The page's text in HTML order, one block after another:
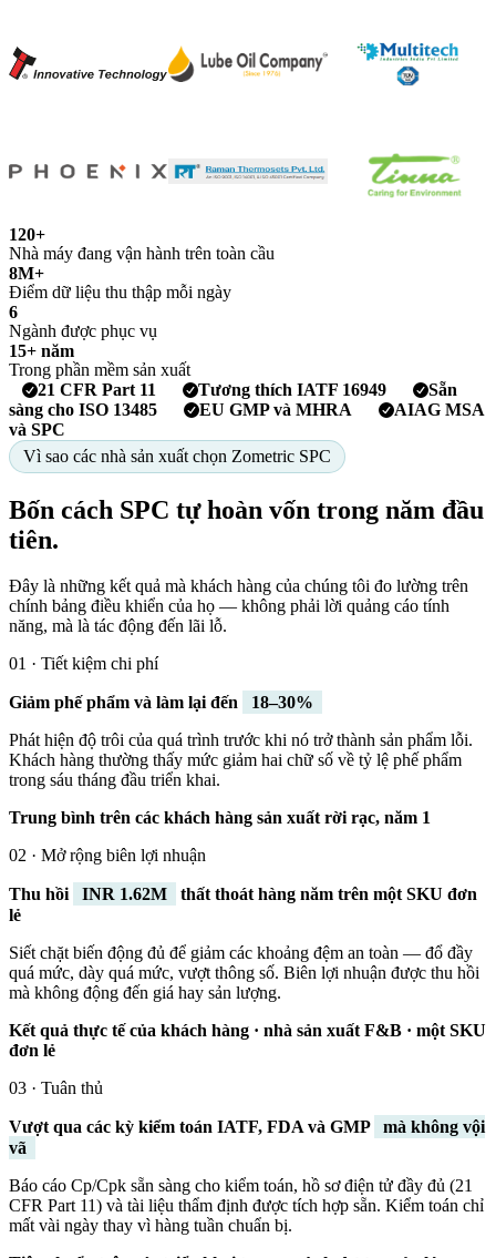
120+
Nhà máy đang vận hành trên toàn cầu
8M+
Điểm dữ liệu thu thập mỗi ngày
6
Ngành được phục vụ
15+ năm
Trong phần mềm sản xuất
21 CFR Part 11
Tương thích IATF 16949
Sẵn
sàng cho ISO 13485
EU GMP và MHRA
AIAG MSA
và SPC
Vì sao các nhà sản xuất chọn Zometric SPC
Bốn cách SPC tự hoàn vốn trong năm đầu
tiên.
Đây là những kết quả mà khách hàng của chúng tôi đo lường trên
chính bảng điều khiển của họ — không phải lời quảng cáo tính
năng, mà là tác động đến lãi lỗ.
01 · Tiết kiệm chi phí
Giảm phế phẩm và làm lại đến
18–30%
Phát hiện độ trôi của quá trình trước khi nó trở thành sản phẩm lỗi.
Khách hàng thường thấy mức giảm hai chữ số về tỷ lệ phế phẩm
trong sáu tháng đầu triển khai.
Trung bình trên các khách hàng sản xuất rời rạc, năm 1
02 · Mở rộng biên lợi nhuận
Thu hồi INR 1.62M
thất thoát hàng năm trên một SKU đơn
lẻ
Siết chặt biến động đủ để giảm các khoảng đệm an toàn — đổ đầy
quá mức, dày quá mức, vượt thông số. Biên lợi nhuận được thu hồi
mà không động đến giá hay sản lượng.
Kết quả thực tế của khách hàng · nhà sản xuất F&B · một SKU
đơn lẻ
03 · Tuân thủ
Vượt qua các kỳ kiểm toán IATF, FDA và GMP
mà không vội
vã
Báo cáo Cp/Cpk sẵn sàng cho kiểm toán, hồ sơ điện tử đầy đủ (21
CFR Part 11) và tài liệu thẩm định được tích hợp sẵn. Kiểm toán chỉ
mất vài ngày thay vì hàng tuần chuẩn bị.